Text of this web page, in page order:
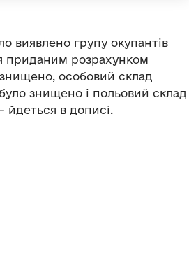
виявлено групу окупантів
приданим розрахунком
знищено, особовий склад
знищено і польовий склад
йдеться в дописі.